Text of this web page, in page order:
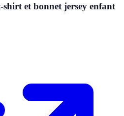
shirt et bonnet jersey enfant